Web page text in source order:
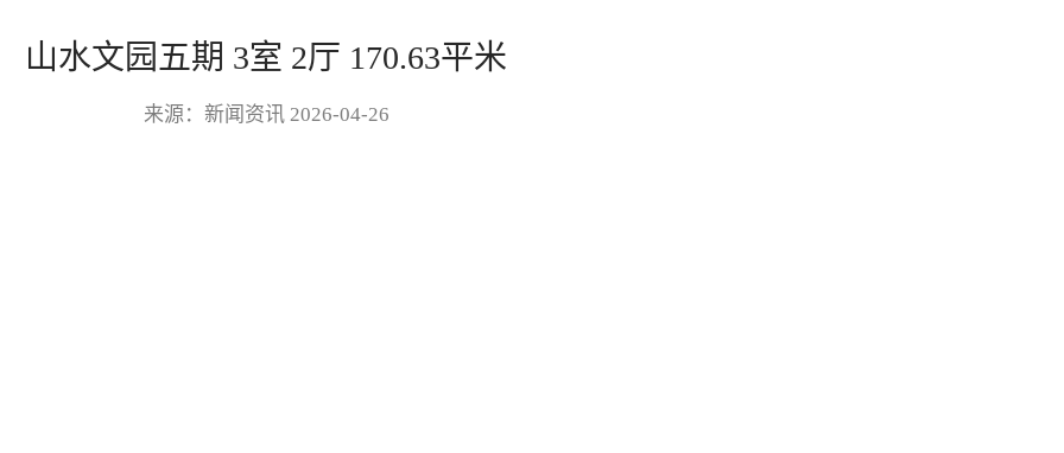
山水文园五期 3室 2厅 170.63平米
来源：新闻资讯 2026-04-26